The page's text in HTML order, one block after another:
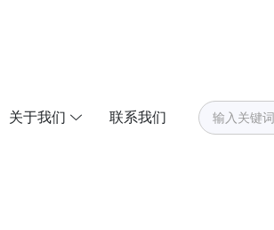
关于我们 联系我们